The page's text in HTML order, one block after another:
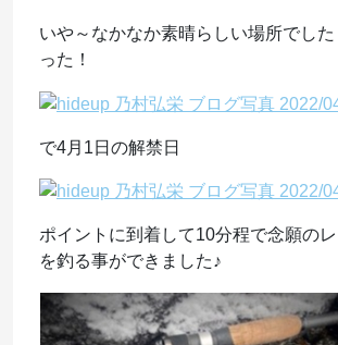
いや～なかなか素晴らしい場所でし
った！
で4月1日の解禁日
ポイントに到着して10分程で念願の
を釣る事ができました♪